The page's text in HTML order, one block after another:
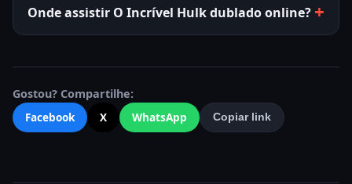
Onde assistir O Incrível Hulk dublado online?
Gostou? Compartilhe:
Facebook
X WhatsApp Copiar link